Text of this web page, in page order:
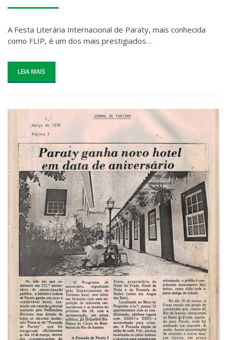
A Festa Literária Internacional de Paraty, mais conhecida
como FLIP, é um dos mais prestigiados…
LEIA MAIS